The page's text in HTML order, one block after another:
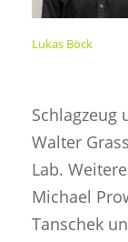
Lukas Böck
Schlagzeug
Walter
Lab.
Michael
Tanschek